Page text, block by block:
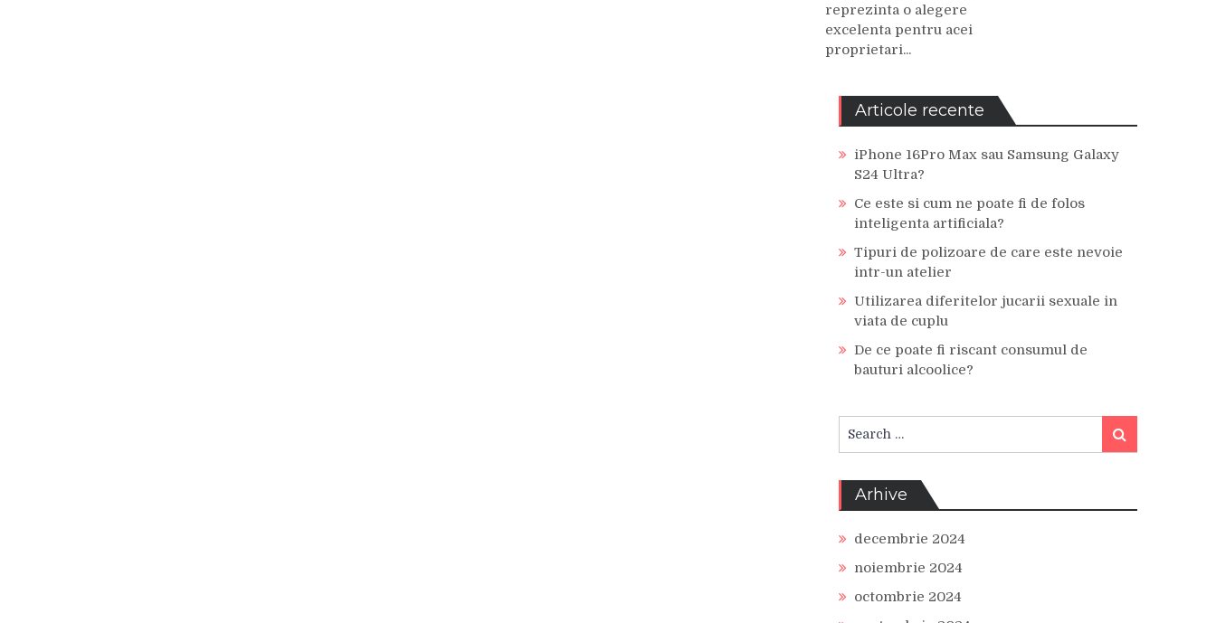
reprezinta o alegere
excelenta pentru acei
proprietari...
Articole recente
iPhone 16Pro Max sau Samsung Galaxy
S24 Ultra?
Ce este si cum ne poate fi de folos
inteligenta artificiala?
Tipuri de polizoare de care este nevoie
intr-un atelier
Utilizarea diferitelor jucarii sexuale in
viata de cuplu
De ce poate fi riscant consumul de
bauturi alcoolice?
for:
Search
Arhive
decembrie 2024
noiembrie 2024
octombrie 2024